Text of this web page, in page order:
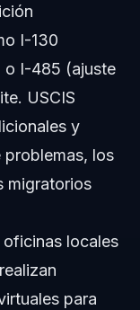
I-130
o I-485 (ajuste
USCIS
y
problemas, los
migratorios
oficinas locales
para